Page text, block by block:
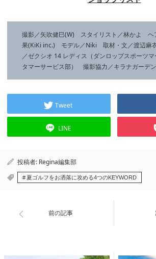
撮影／矢吹健巳(W) スタイリスト／林かよ ヘ
果(KiKi inc.) モデル／Niki 取材・文／渡辺麻
／ゼクシオ 14 レディス（ダンロップスポーツ
タマーサービス部） 撮影協力／キラナガーデ
Tweet
LINE
投稿者: Regina編集部
夏ゴルフをお洒落に攻める4つのKEYWORD
前の記事